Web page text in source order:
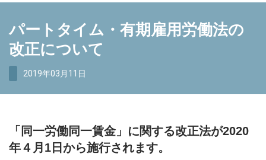
パートタイム・有期雇用労働法の
改正について
2019年03月11日
「同一労働同一賃金」に関する改正法が2020
年４月1日から施行されます。